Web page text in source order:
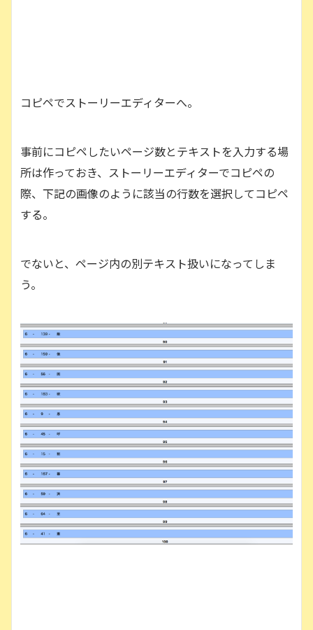
コピペでストーリーエディターへ。
事前にコピペしたいページ数とテキストを入力する場
所は作っておき、ストーリーエディターでコピペの
際、下記の画像のように該当の行数を選択してコピペ
する。
でないと、ページ内の別テキスト扱いになってしま
う。